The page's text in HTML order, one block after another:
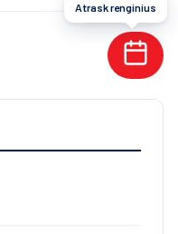
Atrask renginius